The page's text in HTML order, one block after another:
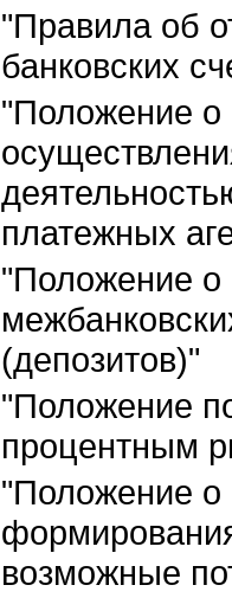
"Правила об
банковских
"Положение о
платежных
"Положение о
(депозитов)"
"Положение
процентным
"Положение о
возможные